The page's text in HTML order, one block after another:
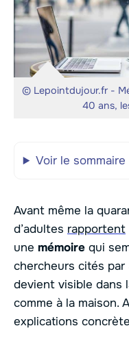
© Lepointdujour.fr -
40 ans,
Voir le sommaire
Avant même la
d’adultes rapportent
une mémoire qui
chercheurs cités par
devient visible dans
comme à la maison.
explications